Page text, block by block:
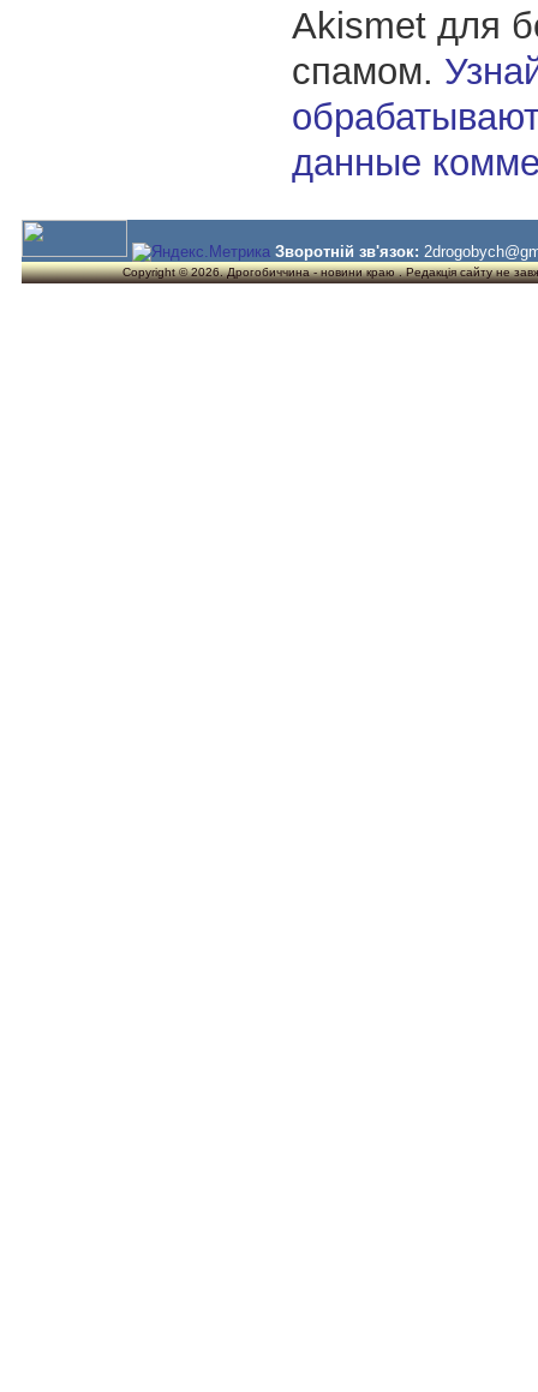
Akismet для
спамом.
данные
Зворотній зв'язок:
Copyright © 2026. Дрогобиччина - новини краю . Редакція сайту не